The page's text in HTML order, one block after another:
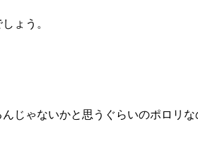
ょう。
じゃないかと思うぐらいのポロリな